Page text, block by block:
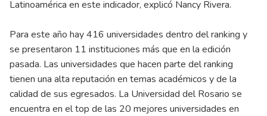
Latinoamérica en este indicador, explicó Nancy Rivera.
Para este año hay 416 universidades dentro del ranking y
se presentaron 11 instituciones más que en la edición
pasada. Las universidades que hacen parte del ranking
tienen una alta reputación en temas académicos y de la
calidad de sus egresados. La Universidad del Rosario se
encuentra en el top de las 20 mejores universidades en